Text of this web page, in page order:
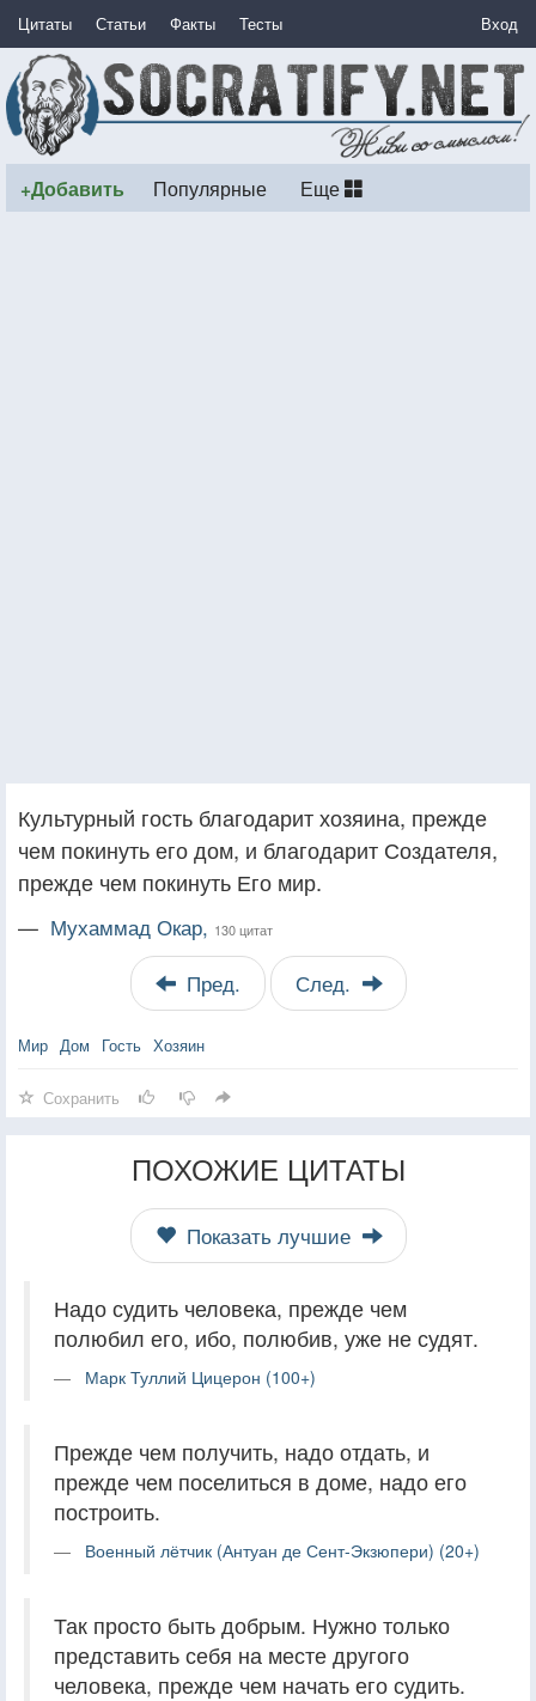
Цитаты Статьи Факты Тесты Вход
+Добавить Популярные Еще
Культурный гость благодарит хозяина, прежде
чем покинуть его дом, и благодарит Создателя,
прежде чем покинуть Его мир.
— Мухаммад Окар, 130 цитат
Пред. След.
Мир Дом Гость Хозяин
Сохранить
ПОХОЖИЕ ЦИТАТЫ
Показать лучшие
Надо судить человека, прежде чем
полюбил его, ибо, полюбив, уже не судят.
Марк Туллий Цицерон (100+)
Прежде чем получить, надо отдать, и
прежде чем поселиться в доме, надо его
построить.
Военный лётчик (Антуан де Сент-Экзюпери) (20+)
Так просто быть добрым. Нужно только
представить себя на месте другого
человека, прежде чем начать его судить.